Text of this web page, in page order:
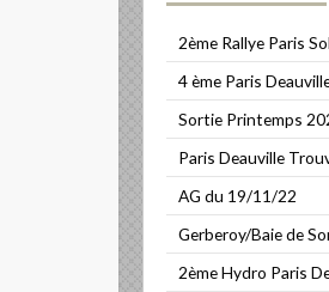
2ème Rallye Paris
4 ème Paris
Sortie Printemps
Paris Deauville
AG du 19/11/22
Gerberoy/Baie de
2ème Hydro Paris